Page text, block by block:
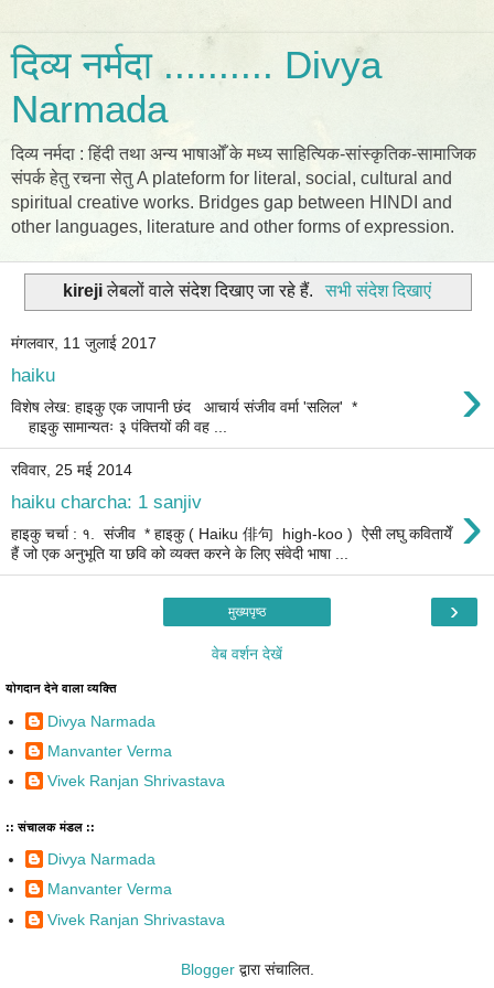
दिव्य नर्मदा .......... Divya
Narmada
दिव्य नर्मदा : हिंदी तथा अन्य भाषाओँ के मध्य साहित्यिक-सांस्कृतिक-सामाजिक
संपर्क हेतु रचना सेतु A plateform for literal, social, cultural and
spiritual creative works. Bridges gap between HINDI and
other languages, literature and other forms of expression.
kirejiलेबलों वाले संदेश दिखाए जा रहे हैं. सभी संदेश दिखाएं
मंगलवार, 11 जुलाई 2017
haiku ›
विशेष लेख: हाइकु एक जापानी छंद आचार्य संजीव वर्मा 'सलिल' *
हाइकु सामान्यतः ३ पंक्तियों की वह ...
रविवार, 25 मई 2014
haiku charcha: 1 sanjiv ›
हाइकु चर्चा : १. संजीव * हाइकु ( Haiku 俳句 high-koo ) ऐसी लघु कवितायेँ
हैं जो एक अनुभूति या छवि को व्यक्त करने के लिए संवेदी भाषा ...
›
मुख्यपृष्ठ
वेब वर्शन देखें
योगदान देने वाला व्यक्ति
Divya Narmada
Manvanter Verma
Vivek Ranjan Shrivastava
:: संचालक मंडल ::
Divya Narmada
Manvanter Verma
Vivek Ranjan Shrivastava
Bloggerद्वारा संचालित.